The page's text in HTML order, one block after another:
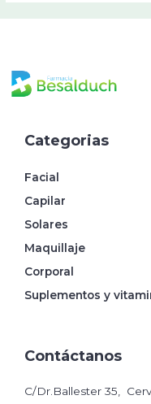
Categorias
Facial
Capilar
Solares
Maquillaje
Corporal
Suplementos y
Contáctanos
C/Dr.Ballester 35,